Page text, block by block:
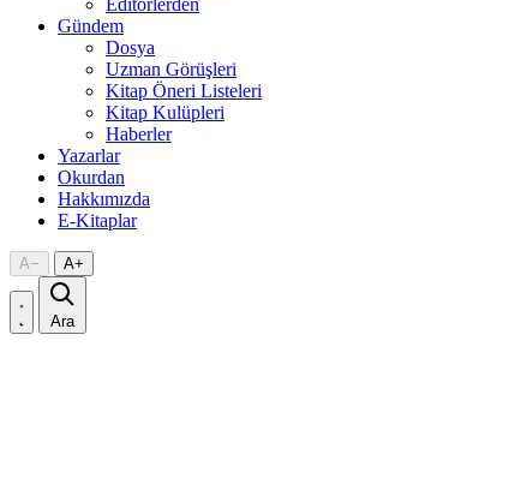
Editörlerden
Gündem
Dosya
Uzman Görüşleri
Kitap Öneri Listeleri
Kitap Kulüpleri
Haberler
Yazarlar
Okurdan
Hakkımızda
E-Kitaplar
A− A+
Ara